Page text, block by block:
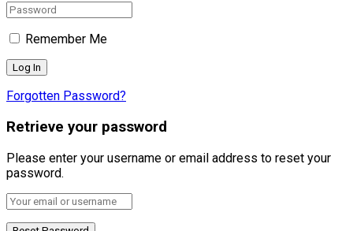
Remember Me
Forgotten Password?
Retrieve your password
Please enter your username or email address to reset your
password.